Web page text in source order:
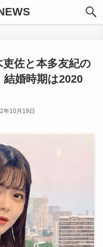
吏佐と本多友紀の
婚時期は2020
年10月19日